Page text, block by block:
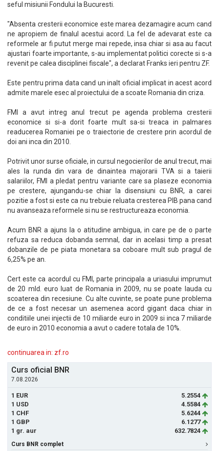
seful misiunii Fondului la Bucuresti.
"Absenta cresterii economice este marea dezamagire acum cand
ne apropiem de finalul acestui acord. La fel de adevarat este ca
reformele ar fi putut merge mai repede, insa chiar si asa au facut
ajustari foarte importante, s-au implementat politici corecte si s-a
revenit pe calea disciplinei fiscale", a declarat Franks ieri pentru ZF.
Este pentru prima data cand un inalt oficial implicat in acest acord
admite marele esec al proiectului de a scoate Romania din criza.
FMI a avut intreg anul trecut pe agenda problema cresterii
economice si si-a dorit foarte mult sa-si treaca in palmares
readucerea Romaniei pe o traiectorie de crestere prin acordul de
doi ani inca din 2010.
Potrivit unor surse oficiale, in cursul negocierilor de anul trecut, mai
ales la runda din vara de dinaintea majorarii TVA si a taierii
salariilor, FMI a pledat pentru variante care sa plaseze economia
pe crestere, ajungandu-se chiar la disensiuni cu BNR, a carei
pozitie a fost si este ca nu trebuie reluata cresterea PIB pana cand
nu avanseaza reformele si nu se restructureaza economia.
Acum BNR a ajuns la o atitudine ambigua, in care pe de o parte
refuza sa reduca dobanda semnal, dar in acelasi timp a presat
dobanzile de pe piata monetara sa coboare mult sub pragul de
6,25% pe an.
Cert este ca acordul cu FMI, parte principala a uriasului imprumut
de 20 mld. euro luat de Romania in 2009, nu se poate lauda cu
scoaterea din recesiune. Cu alte cuvinte, se poate pune problema
de ce a fost necesar un asemenea acord gigant daca chiar in
conditiile unei injectii de 10 miliarde euro in 2009 si inca 7 miliarde
de euro in 2010 economia a avut o cadere totala de 10%.
continuarea in: zf.ro
Curs oficial BNR
7.08.2026
1 EUR
5.2554
1 USD
4.5584
1 CHF
5.6244
1 GBP
6.1277
1 gr. aur
632.7824
Curs BNR complet